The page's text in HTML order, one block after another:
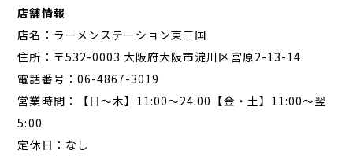
店舗情報
店名：ラーメンステーション東三国
住所：〒532-0003 大阪府大阪市淀川区宮原2-13-14
電話番号：06-4867-3019
営業時間：【日〜木】11:00〜24:00【金・土】11:00〜翌
5:00
定休日：なし